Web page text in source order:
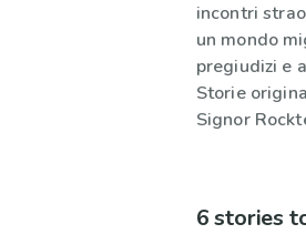
incontri
un mondo
pregiudizi e
Storie
Signor
6 stories